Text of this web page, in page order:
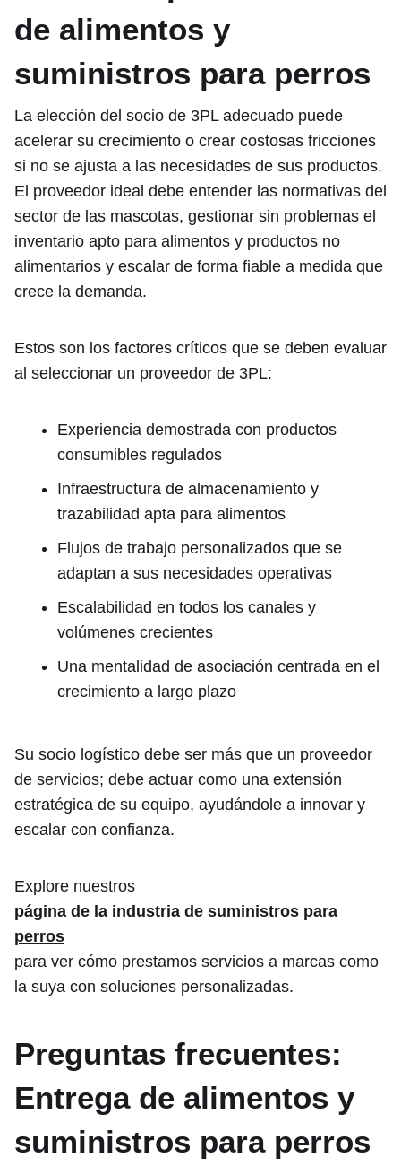
de alimentos y
suministros para perros
La elección del socio de 3PL adecuado puede
acelerar su crecimiento o crear costosas fricciones
si no se ajusta a las necesidades de sus productos.
El proveedor ideal debe entender las normativas del
sector de las mascotas, gestionar sin problemas el
inventario apto para alimentos y productos no
alimentarios y escalar de forma fiable a medida que
crece la demanda.
Estos son los factores críticos que se deben evaluar
al seleccionar un proveedor de 3PL:
Experiencia demostrada con productos
consumibles regulados
Infraestructura de almacenamiento y
trazabilidad apta para alimentos
Flujos de trabajo personalizados que se
adaptan a sus necesidades operativas
Escalabilidad en todos los canales y
volúmenes crecientes
Una mentalidad de asociación centrada en el
crecimiento a largo plazo
Su socio logístico debe ser más que un proveedor
de servicios; debe actuar como una extensión
estratégica de su equipo, ayudándole a innovar y
escalar con confianza.
Explore nuestros
página de la industria de suministros para
perros
para ver cómo prestamos servicios a marcas como
la suya con soluciones personalizadas.
Preguntas frecuentes:
Entrega de alimentos y
suministros para perros